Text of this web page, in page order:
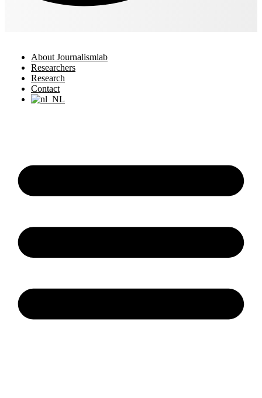
About Journalismlab
Researchers
Research
Contact